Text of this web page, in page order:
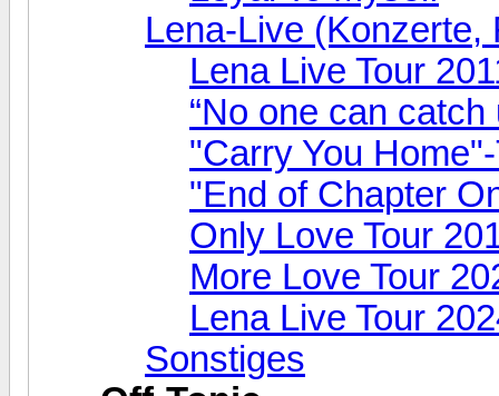
Lena-Live (Konzerte,
Lena Live Tour
“No one can catch
"Carry You
"End of Chapter
Only Love Tour
More Love Tour
Lena Live Tour
Sonstiges